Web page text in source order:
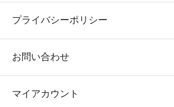
プライバシーポリシー
お問い合わせ
マイアカウント